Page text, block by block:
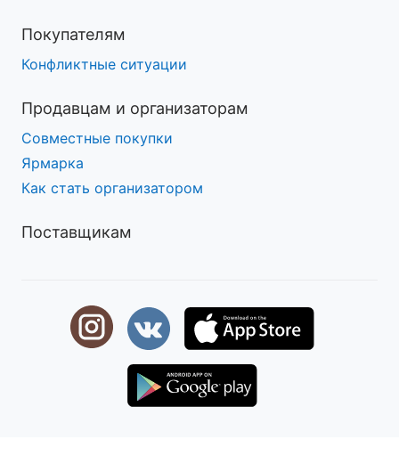
Покупателям
Конфликтные ситуации
Продавцам и организаторам
Совместные покупки
Ярмарка
Как стать организатором
Поставщикам